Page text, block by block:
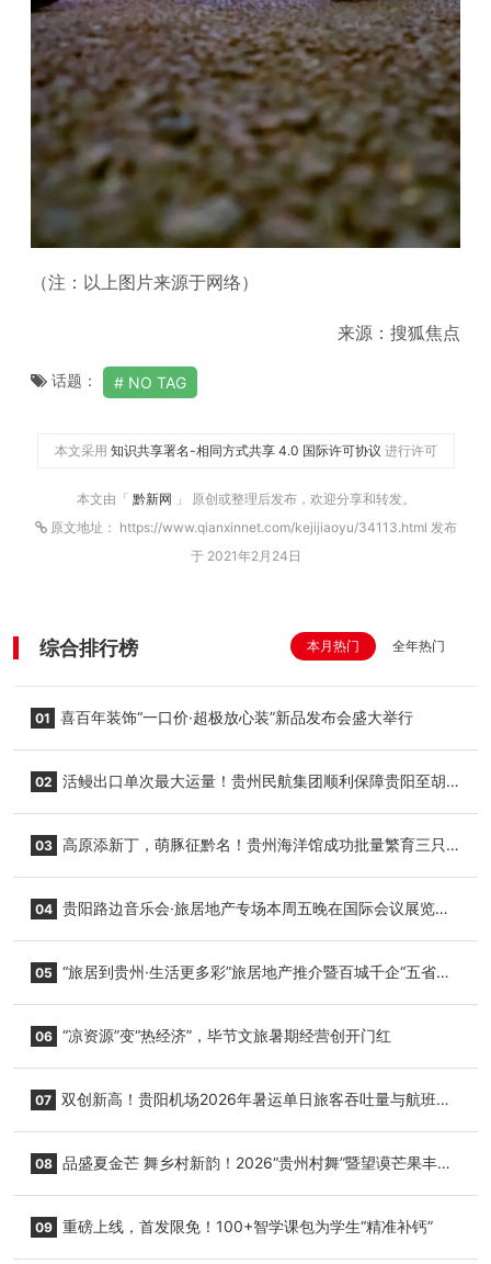
（注：以上图片来源于网络）
来源：搜狐焦点
话题： NO TAG
本文采用 知识共享署名-相同方式共享 4.0 国际许可协议 进行许可
本文由「 黔新网 」 原创或整理后发布，欢迎分享和转发。
原文地址： https://www.qianxinnet.com/kejijiaoyu/34113.html 发布
于 2021年2月24日
综合排行榜 本月热门 全年热门
01 喜百年装饰“一口价·超极放心装”新品发布会盛大举行
02 活鳗出口单次最大运量！贵州民航集团顺利保障贵阳至胡
03 高原添新丁，萌豚征黔名！贵州海洋馆成功批量繁育三只
04 贵阳路边音乐会·旅居地产专场本周五晚在国际会议展览中
05 “旅居到贵州·生活更多彩”旅居地产推介暨百城千企“五省
06 “凉资源”变“热经济”，毕节文旅暑期经营创开门红
07 双创新高！贵阳机场2026年暑运单日旅客吞吐量与航班起
08 品盛夏金芒 舞乡村新韵！2026“贵州村舞”暨望谟芒果丰收
09 重磅上线，首发限免！100+智学课包为学生“精准补钙”